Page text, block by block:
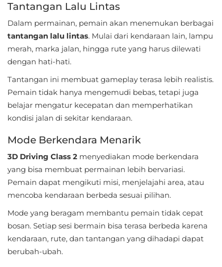
House
&
Home
Demo
LifeStyle
&
Navigation
Medical
Music
&
Audio
Tantangan Lalu Lintas
Dalam permainan, pemain akan menemukan berbagai
tantangan lalu lintas. Mulai dari kendaraan lain, lampu
merah, marka jalan, hingga rute yang harus dilewati
dengan hati-hati.
Tantangan ini membuat gameplay terasa lebih realistis.
Pemain tidak hanya mengemudi bebas, tetapi juga
belajar mengatur kecepatan dan memperhatikan
kondisi jalan di sekitar kendaraan.
Mode Berkendara Menarik
3D Driving Class 2 menyediakan mode berkendara
yang bisa membuat permainan lebih bervariasi.
Pemain dapat mengikuti misi, menjelajahi area, atau
mencoba kendaraan berbeda sesuai pilihan.
Mode yang beragam membantu pemain tidak cepat
bosan. Setiap sesi bermain bisa terasa berbeda karena
kendaraan, rute, dan tantangan yang dihadapi dapat
berubah-ubah.